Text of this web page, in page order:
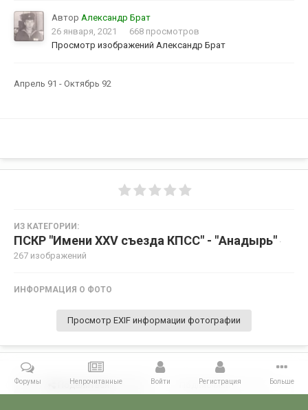
Автор Александр Брат
26 января, 2021
668 просмотров
Просмотр изображений Александр Брат
Апрель 91 - Октябрь 92
ИЗ КАТЕГОРИИ:
ПСКР "Имени XXV съезда КПСС" - "Анадырь" ·
267 изображений
ИНФОРМАЦИЯ О ФОТО
Просмотр EXIF информации фотографии
Поделиться Подписчики 0
Форумы Непрочитанные Войти Регистрация Больше